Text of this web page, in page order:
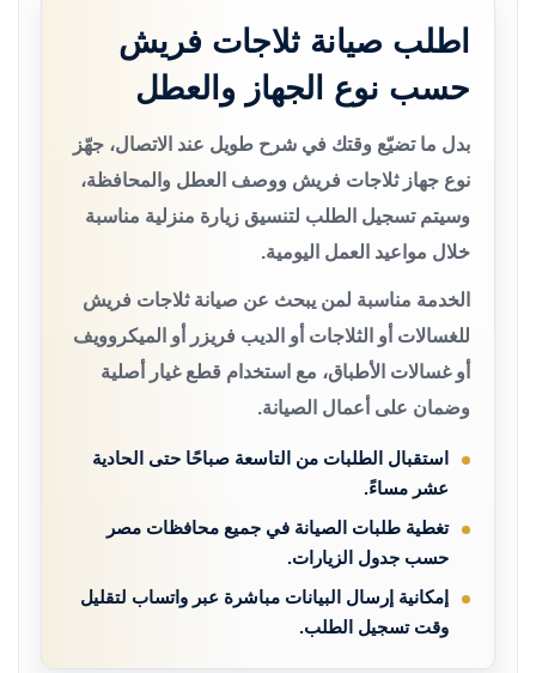
اطلب صيانة ثلاجات فريش
حسب نوع الجهاز والعطل
بدل ما تضيّع وقتك في شرح طويل عند الاتصال، جهّز
نوع جهاز ثلاجات فريش ووصف العطل والمحافظة،
وسيتم تسجيل الطلب لتنسيق زيارة منزلية مناسبة
خلال مواعيد العمل اليومية.
الخدمة مناسبة لمن يبحث عن صيانة ثلاجات فريش
للغسالات أو الثلاجات أو الديب فريزر أو الميكروويف
أو غسالات الأطباق، مع استخدام قطع غيار أصلية
وضمان على أعمال الصيانة.
استقبال الطلبات من التاسعة صباحًا حتى الحادية
عشر مساءً.
تغطية طلبات الصيانة في جميع محافظات مصر
حسب جدول الزيارات.
إمكانية إرسال البيانات مباشرة عبر واتساب لتقليل
وقت تسجيل الطلب.